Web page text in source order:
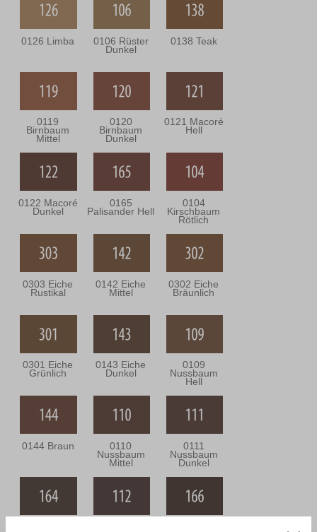
0126 Limba 0106 Rüster
Dunkel
0138 Teak
0119
Birnbaum
Mittel
0120
Birnbaum
Dunkel
0121 Macoré
Hell
0122 Macoré
Dunkel
0165
Palisander Hell
0104
Kirschbaum
Rötlich
0303 Eiche
Rustikal
0142 Eiche
Mittel
0302 Eiche
Bräunlich
0301 Eiche
Grünlich
0143 Eiche
Dunkel
0109
Nussbaum
Hell
0144 Braun 0110
Nussbaum
Mittel
0111
Nussbaum
Dunkel